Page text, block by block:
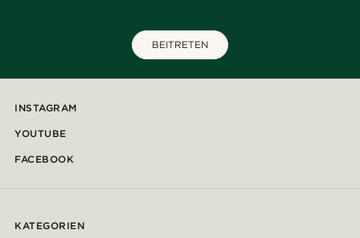
BEITRETEN
INSTAGRAM
YOUTUBE
FACEBOOK
KATEGORIEN